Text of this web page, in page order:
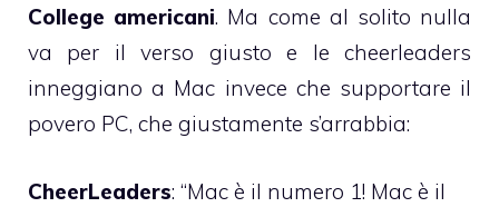
College americani. Ma come al solito nulla
va per il verso giusto e le cheerleaders
inneggiano a Mac invece che supportare il
povero PC, che giustamente s’arrabbia:
CheerLeaders: “Mac è il numero 1! Mac è il